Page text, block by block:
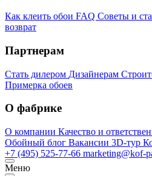
Как клеить обои FAQ Советы и
возврат
Партнерам
Стать дилером Дизайнерам
Примерка обоев
О фабрике
О компании Качество и
Обойный блог Вакансии 3D-тур
+7 (495) 525-77-66 marketing@kof-
Меню